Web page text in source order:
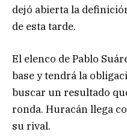
dejó abierta la
de esta tarde.
El elenco de Pablo
base y tendrá la
buscar un resultado
ronda. Huracán llega
su rival.